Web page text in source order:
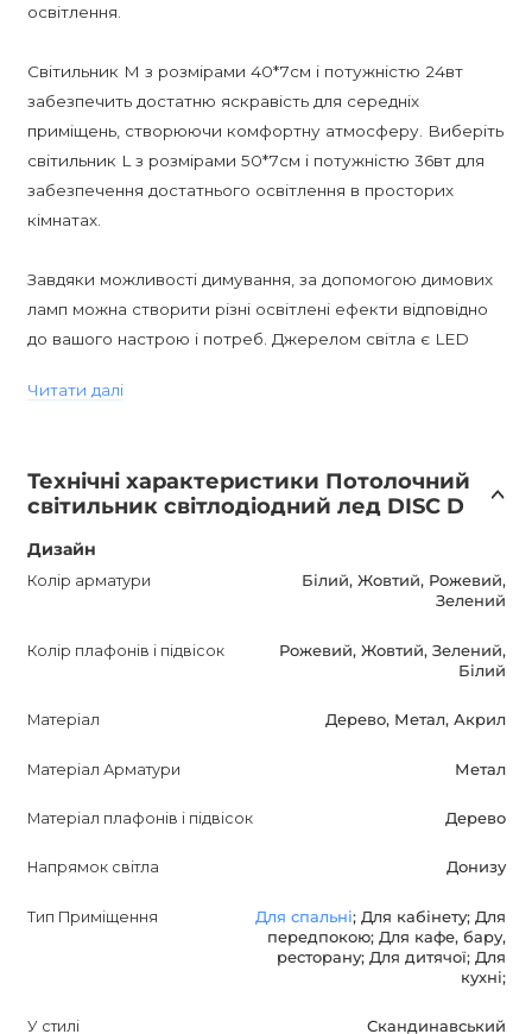
освітлення.
Світильник M з розмірами 40*7см і потужністю 24вт
забезпечить достатню яскравість для середніх
приміщень, створюючи комфортну атмосферу. Виберіть
світильник L з розмірами 50*7см і потужністю 36вт для
забезпечення достатнього освітлення в просторих
кімнатах.
Завдяки можливості димування, за допомогою димових
ламп можна створити різні освітлені ефекти відповідно
до вашого настрою і потреб. Джерелом світла є LED
термін служби.
ідеальним для використання в приміщеннях з
нормальним рівнем вологості. Його стильний
скандинавський дизайн впишеться в будь-який інтер'єр і
надасть кімнаті особливого чару.
передпокої, кафе, барі, ресторані, дитячій кімнаті або
світлодіодами і дерев'яними елементами, щоб створити
DISC D Потолочний світильник, ви можете бути
впевнені в його високій якості, так як він постачається з
Читати далі
Технічні характеристики Потолочний
світильник світлодіодний лед DISC D
Дизайн
Колір арматури
Білий, Жовтий, Рожевий,
Зелений
Колір плафонів і підвісок
Рожевий, Жовтий, Зелений,
Білий
Матеріал Дерево, Метал, Акрил
Матеріал Арматури Метал
Матеріал плафонів і підвісок Дерево
Напрямок світла Донизу
Тип Приміщення Для спальні; Для кабінету; Для
передпокою; Для кафе, бару,
ресторану; Для дитячої; Для
кухні;
У стилі Скандинавський